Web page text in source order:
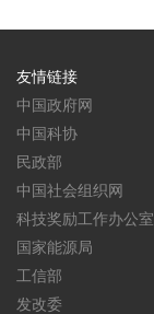
友情链接
中国政府网
中国科协
民政部
中国社会组织网
科技奖励工作办公室
国家能源局
工信部
发改委